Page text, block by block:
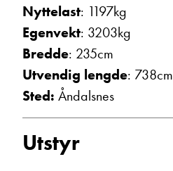
Nyttelast: 1197kg
Egenvekt: 3203kg
Bredde: 235cm
Utvendig lengde: 738cm
Sted: Åndalsnes
Utstyr